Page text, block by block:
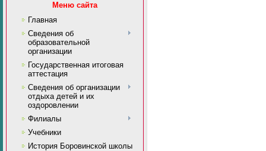
Меню сайта
Главная
Сведения об
образовательной
организации
Государственная итоговая
аттестация
Сведения об организации
отдыха детей и их
оздоровлении
Филиалы
Учебники
История Боровинской школы